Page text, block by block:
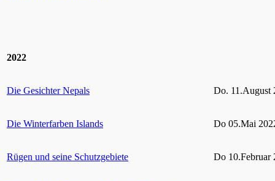
2022
Die Gesichter Nepals Do. 11.August
Die Winterfarben Islands Do 05.Mai
Rügen und seine Schutzgebiete Do 10.Februar